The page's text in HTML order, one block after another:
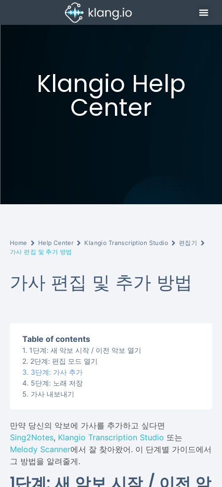
Klangio Help
Center
Home Help Center Klangio Transcription Studio
편집기
가사 편집 및 추가 방법
가사 편집 및 추가 방법
Table of contents
1단계: 새 악보 시작 / 이전 악보 열기
2단계: 편집 모드 열기
3단계: 가사 추가
5단계: 노래 저장
가사 내보내기
만약 당신의 악보에 가사를 추가하고 싶다면
Sing2Notes, Klangio Transcription Studio 또는
Melody Scanner에서 잘 찾아왔어. 이 단계별 가이드에서
그 방법을 알려줄게.